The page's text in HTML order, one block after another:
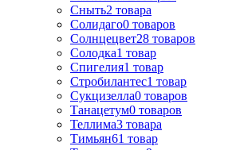
Сныть2 товара
Солидаго0 товаров
Солнцецвет28 товаров
Солодка1 товар
Спигелия1 товар
Стробилантес1 товар
Сукцизелла0 товаров
Танацетум0 товаров
Теллима3 товара
Тимьян61 товар